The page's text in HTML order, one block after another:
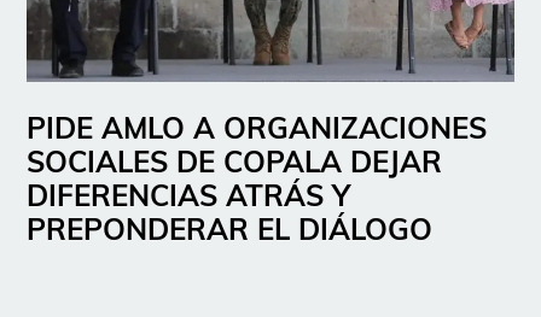
PIDE AMLO A ORGANIZACIONES
SOCIALES DE COPALA DEJAR
DIFERENCIAS ATRÁS Y
PREPONDERAR EL DIÁLOGO